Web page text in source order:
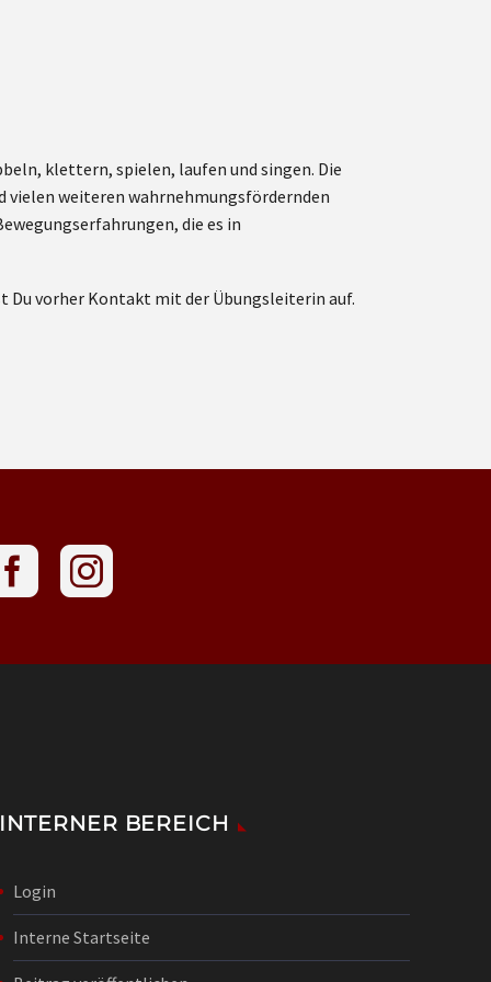
klettern, spielen, laufen und singen. Die
weiteren wahrnehmungsfördernden
die es in
Du vorher Kontakt mit der Übungsleiterin auf.
INTERNER BEREICH
Login
Interne Startseite